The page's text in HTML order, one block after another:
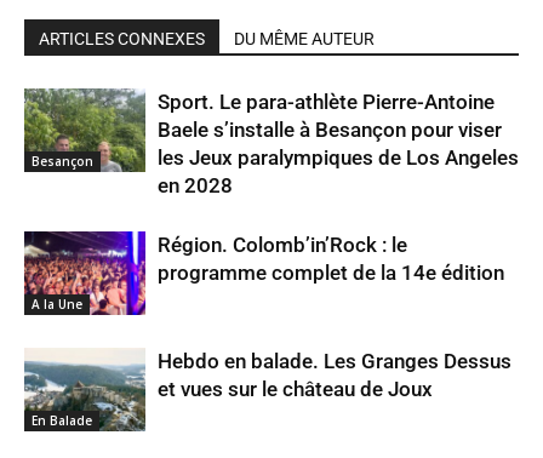
ARTICLES CONNEXES DU MÊME AUTEUR
Besançon
Sport. Le para-athlète Pierre-Antoine
Baele s’installe à Besançon pour viser
les Jeux paralympiques de Los Angeles
en 2028
A la Une
Région. Colomb’in’Rock : le
programme complet de la 14e édition
En Balade
Hebdo en balade. Les Granges Dessus
et vues sur le château de Joux